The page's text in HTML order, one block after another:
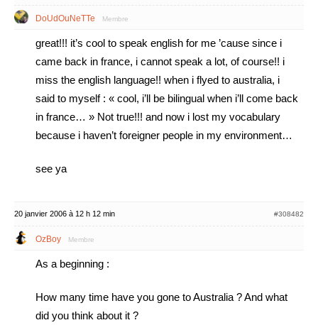
DoUdOuNeTTe Membre
great!!! it’s cool to speak english for me ’cause since i
came back in france, i cannot speak a lot, of course!! i
miss the english language!! when i flyed to australia, i
said to myself : « cool, i’ll be bilingual when i’ll come back
in france… » Not true!!! and now i lost my vocabulary
because i haven’t foreigner people in my environment…
see ya
20 janvier 2006 à 12 h 12 min #308482
OzBoy Membre
As a beginning :
How many time have you gone to Australia ? And what
did you think about it ?